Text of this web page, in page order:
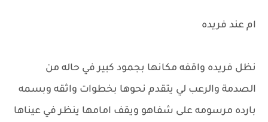
ام عند فريده
نظل فريده واقفه مكانها بجمود كبير في حاله من
الصدمة والرعب لي يتقدم نحوها بخطوات واثقه وبسمه
بارده مرسومه على شفاهو ويقف امامها ينظر في عيناها